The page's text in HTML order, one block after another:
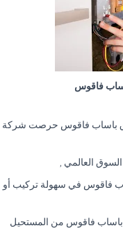
فاقوس
باساب فاقوس حرصت شركة
العالمي ,
فاقوس في سهولة تركيب أو
باساب فاقوس من المستحيل